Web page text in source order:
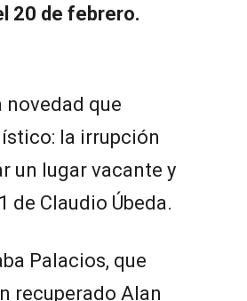
20 de febrero.
novedad que
la irrupción
un lugar vacante y
de Claudio Úbeda.
Palacios, que
recuperado Alan